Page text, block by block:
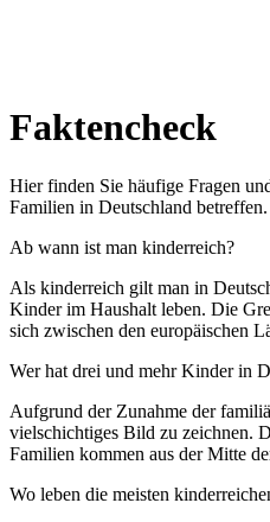
Faktencheck
Hier finden Sie häufige Fragen
Familien in Deutschland betreffen.
Ab wann ist man kinderreich?
Als kinderreich gilt man in
Kinder im Haushalt leben. Die
sich zwischen den europäischen
Wer hat drei und mehr Kinder in
Aufgrund der Zunahme der
vielschichtiges Bild zu zeichnen.
Familien kommen aus der Mitte
Wo leben die meisten